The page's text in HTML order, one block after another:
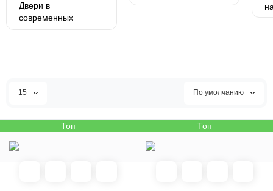
Двери в
современных
15 По умолчанию
Топ Топ